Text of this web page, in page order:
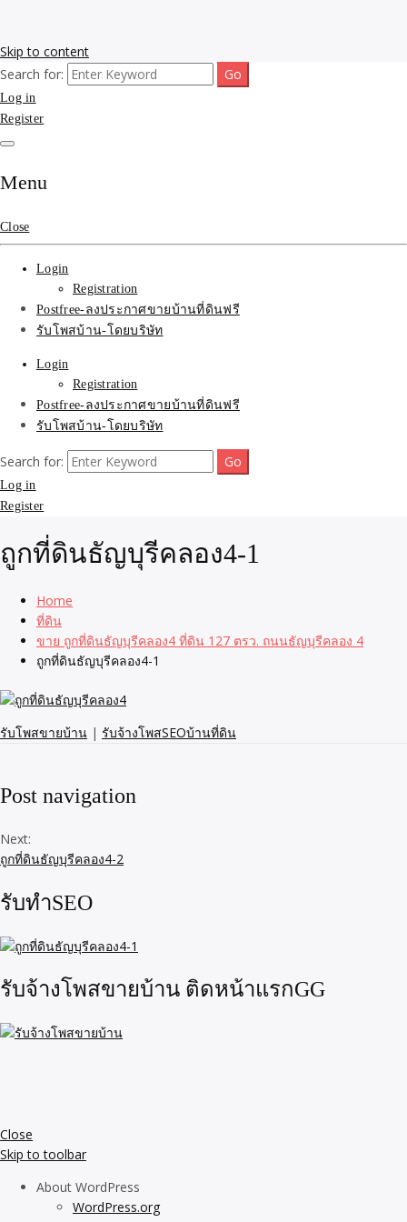
Skip to content
รับจ้างโพสขายบ้าน ติดAI
Search รับทำSEOรายเดือน
ติดหน้า1google ราคาถูก
มาก SEOขายของ บ้าน
ที่ดินฟรีประกาศ ที่เดียวใน
เมืองไทย
รับโพสต์เว็บขายบ้าน อสังหา ทำSEOรายเดือนราคาถูก เน้นติดAI โพสต์
ประกาศบ้านที่ดินฟรี SEOขายบ้าน รับจ้างโพสต์บ้านที่ดินติดหน้า1goolge
ราคาถูกที่สุด ฟรีลงประกาศอสังหา รับทำSEOขายสินค้า
Search for:
Log in
Register
Menu
Close
Login
Registration
Postfree-ลงประกาศขายบ้านที่ดินฟรี
รับโพสบ้าน-โดยบริษัท
Login
Registration
Postfree-ลงประกาศขายบ้านที่ดินฟรี
รับโพสบ้าน-โดยบริษัท
Search for:
Log in
Register
ถูกที่ดินธัญบุรีคลอง4-1
Home
ที่ดิน
ขาย ถูกที่ดินธัญบุรีคลอง4 ที่ดิน 127 ตรว. ถนนธัญบุรีคลอง 4
ถูกที่ดินธัญบุรีคลอง4-1
รับโพสขายบ้าน | รับจ้างโพสSEOบ้านที่ดิน
Post navigation
Next:
ถูกที่ดินธัญบุรีคลอง4-2
รับทำSEO
รับจ้างโพสขายบ้าน ติดหน้าแรกGG
Close
Skip to toolbar
About WordPress
WordPress.org